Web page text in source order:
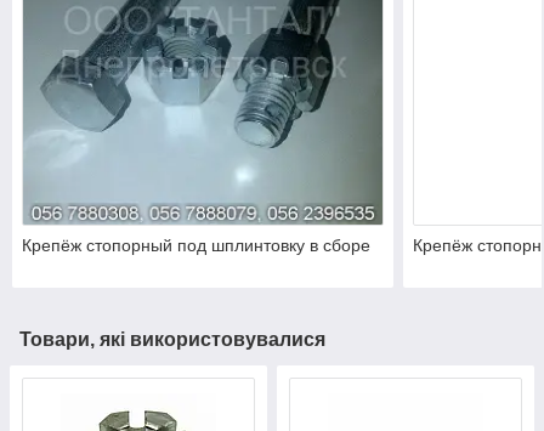
Крепёж стопорный под шплинтовку в сборе Крепёж
Товари, які використовувалися